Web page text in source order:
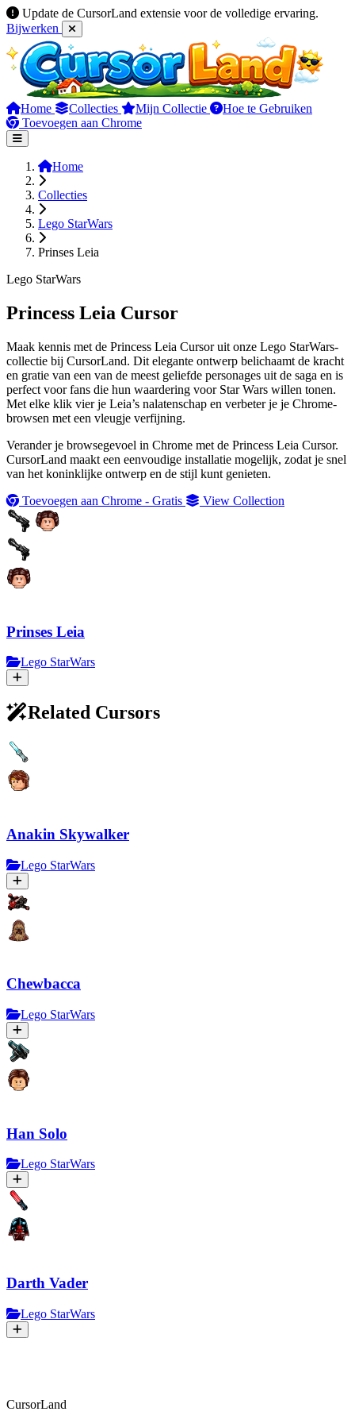
Update de CursorLand extensie voor de volledige ervaring.
Bijwerken
Home Collecties Mijn Collectie
Hoe te Gebruiken
Toevoegen aan Chrome
Home
Collecties
Lego StarWars
Prinses Leia
Lego StarWars
Princess Leia Cursor
Maak kennis met de Princess Leia Cursor uit onze Lego StarWars-
collectie bij CursorLand. Dit elegante ontwerp belichaamt de kracht
en gratie van een van de meest geliefde personages uit de saga en is
perfect voor fans die hun waardering voor Star Wars willen tonen.
Met elke klik vier je Leia’s nalatenschap en verbeter je je Chrome-
browsen met een vleugje verfijning.
Verander je browsegevoel in Chrome met de Princess Leia Cursor.
CursorLand maakt een eenvoudige installatie mogelijk, zodat je snel
van het koninklijke ontwerp en de stijl kunt genieten.
Toevoegen aan Chrome - Gratis
View Collection
Prinses Leia
Lego StarWars
Related Cursors
Anakin Skywalker
Lego StarWars
Chewbacca
Lego StarWars
Han Solo
Lego StarWars
Darth Vader
Lego StarWars
CursorLand